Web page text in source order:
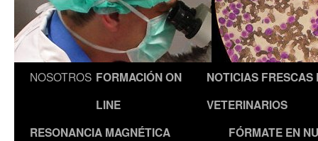
NOSOTROS FORMACIÓN ON
LINE
NOTICIAS FRESCAS
VETERINARIOS
RESONANCIA MAGNÉTICA
FÓRMATE EN